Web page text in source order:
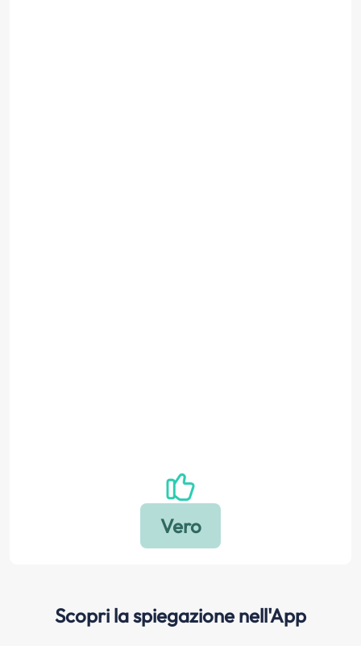
Scopri la spiegazione nell'App